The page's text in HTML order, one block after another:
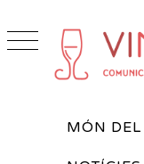
Primary
MÓN DEL
to
content